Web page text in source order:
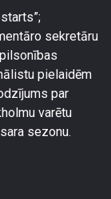
sekretāru
pielaidēm
par
varētu
sezonu.